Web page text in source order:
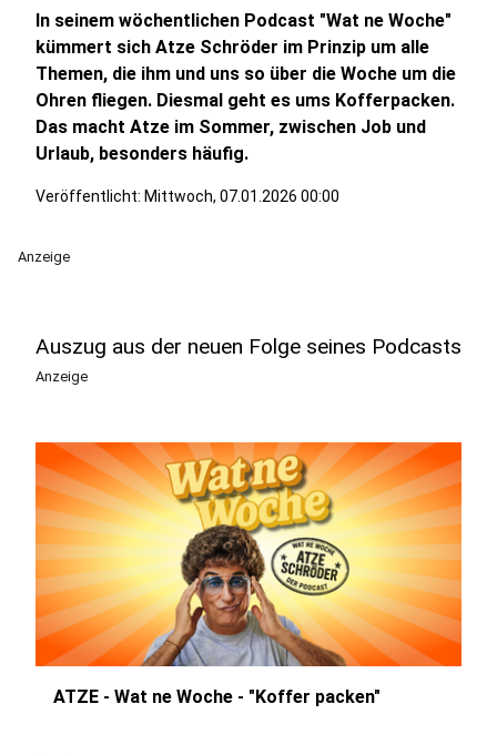
In seinem wöchentlichen Podcast "Wat ne Woche"
kümmert sich Atze Schröder im Prinzip um alle
Themen, die ihm und uns so über die Woche um die
Ohren fliegen. Diesmal geht es ums Kofferpacken.
Das macht Atze im Sommer, zwischen Job und
Urlaub, besonders häufig.
Veröffentlicht: Mittwoch, 07.01.2026 00:00
Anzeige
Auszug aus der neuen Folge seines Podcasts
Anzeige
ATZE - Wat ne Woche - "Koffer packen"